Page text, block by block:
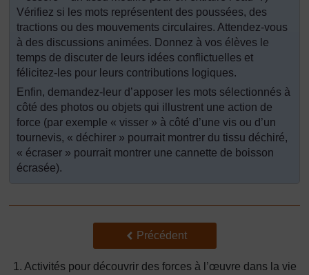
Vérifiez si les mots représentent des poussées, des
tractions ou des mouvements circulaires. Attendez-vous
à des discussions animées. Donnez à vos élèves le
temps de discuter de leurs idées conflictuelles et
félicitez-les pour leurs contributions logiques.
Enfin, demandez-leur d’apposer les mots sélectionnés à
côté des photos ou objets qui illustrent une action de
force (par exemple « visser » à côté d’une vis ou d’un
tournevis, « déchirer » pourrait montrer du tissu déchiré,
« écraser » pourrait montrer une cannette de boisson
écrasée).
Précédent
Précédent
1. Activités pour découvrir des forces à l’œuvre dans la vie